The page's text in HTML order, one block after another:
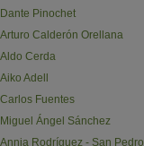
Dante Pinochet
Arturo Calderón Orellana
Aldo Cerda
Aiko Adell
Carlos Fuentes
Miguel Ángel Sánchez
Annia Rodríguez - San Pedro